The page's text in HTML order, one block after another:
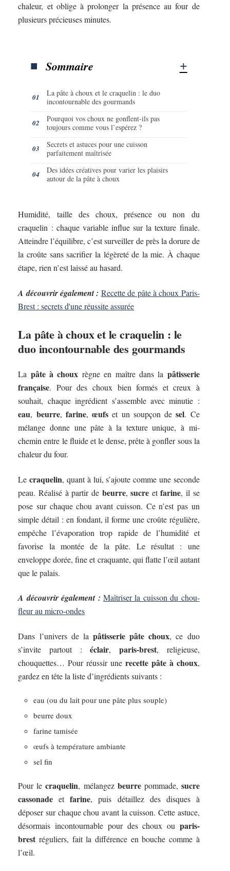
chaleur, et oblige à prolonger la présence au four de
plusieurs précieuses minutes.
Sommaire
La pâte à choux et le craquelin : le duo
incontournable des gourmands
Pourquoi vos choux ne gonflent-ils pas
toujours comme vous l’espérez ?
Secrets et astuces pour une cuisson
parfaitement maîtrisée
Des idées créatives pour varier les plaisirs
autour de la pâte à choux
Humidité, taille des choux, présence ou non du
craquelin : chaque variable influe sur la texture finale.
Atteindre l’équilibre, c’est surveiller de près la dorure de
la croûte sans sacrifier la légèreté de la mie. À chaque
étape, rien n’est laissé au hasard.
A découvrir également : Recette de pâte à choux Paris-
Brest : secrets d'une réussite assurée
La pâte à choux et le craquelin : le
duo incontournable des gourmands
La pâte à choux règne en maître dans la pâtisserie
française. Pour des choux bien formés et creux à
souhait, chaque ingrédient s’assemble avec minutie :
eau, beurre, farine,œufs et un soupçon desel. Ce
mélange donne une pâte à la texture unique, à mi-
chemin entre le fluide et le dense, prête à gonfler sous la
chaleur du four.
Lecraquelin, quant à lui, s’ajoute comme une seconde
peau. Réalisé à partir de beurre,sucre etfarine, il se
pose sur chaque chou avant cuisson. Ce n’est pas un
simple détail : en fondant, il forme une croûte régulière,
empêche l’évaporation trop rapide de l’humidité et
favorise la montée de la pâte. Le résultat : une
enveloppe dorée, fine et craquante, qui flatte l’œil autant
que le palais.
A découvrir également : Maîtriser la cuisson du chou-
fleur au micro-ondes
Dans l’univers de la pâtisserie pâte choux, ce duo
s’invite partout :éclair, paris-brest, religieuse,
chouquettes… Pour réussir une recette pâte à choux,
gardez en tête la liste d’ingrédients suivants :
eau (ou du lait pour une pâte plus souple)
beurre doux
farine tamisée
œufs à température ambiante
sel fin
Pour lecraquelin, mélangez beurrepommade, sucre
cassonade etfarine, puis détaillez des disques à
déposer sur chaque chou avant la cuisson. Cette astuce,
désormais incontournable pour des choux ou paris-
brest réguliers, fait la différence en bouche comme à
l’œil.